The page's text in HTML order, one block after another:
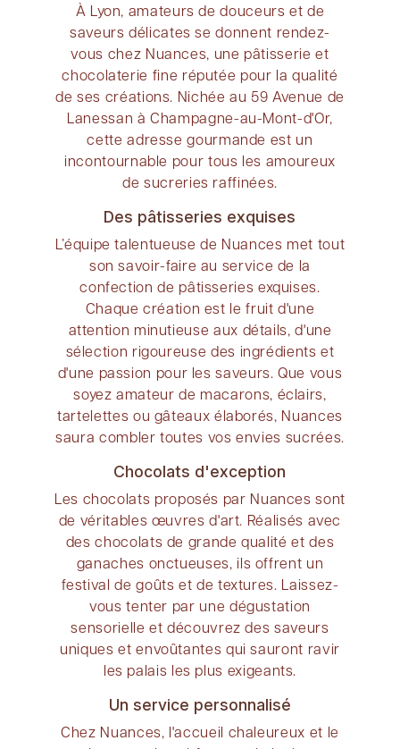
À Lyon, amateurs de douceurs et de
saveurs délicates se donnent rendez-
vous chez Nuances, une pâtisserie et
chocolaterie fine réputée pour la qualité
de ses créations. Nichée au 59 Avenue de
Lanessan à Champagne-au-Mont-d'Or,
cette adresse gourmande est un
incontournable pour tous les amoureux
de sucreries raffinées.
Des pâtisseries exquises
L’équipe talentueuse de Nuances met tout
son savoir-faire au service de la
confection de pâtisseries exquises.
Chaque création est le fruit d'une
attention minutieuse aux détails, d'une
sélection rigoureuse des ingrédients et
d'une passion pour les saveurs. Que vous
soyez amateur de macarons, éclairs,
tartelettes ou gâteaux élaborés, Nuances
saura combler toutes vos envies sucrées.
Chocolats d'exception
Les chocolats proposés par Nuances sont
de véritables œuvres d'art. Réalisés avec
des chocolats de grande qualité et des
ganaches onctueuses, ils offrent un
festival de goûts et de textures. Laissez-
vous tenter par une dégustation
sensorielle et découvrez des saveurs
uniques et envoûtantes qui sauront ravir
les palais les plus exigeants.
Un service personnalisé
Chez Nuances, l'accueil chaleureux et le